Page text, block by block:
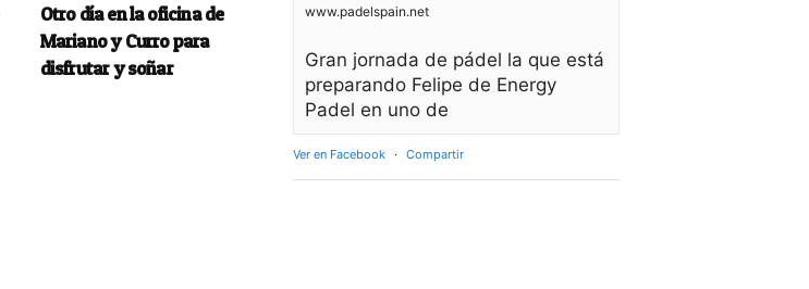
Otro día en la oficina de
Mariano y Curro para
disfrutar y soñar
www.padelspain.net
Gran jornada de pádel la que está
preparando Felipe de Energy
Padel en uno de
Ver en Facebook · Compartir